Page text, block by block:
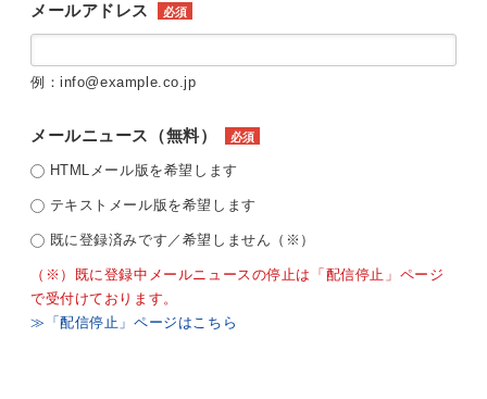
メールアドレス 必須
例：info@example.co.jp
メールニュース（無料） 必須
HTMLメール版を希望します
テキストメール版を希望します
既に登録済みです／希望しません（※）
（※）既に登録中メールニュースの停止は「配信停止」ページ
で受付けております。
≫「配信停止」ページはこちら